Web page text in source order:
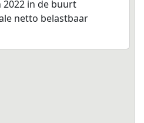
in de buurt
netto belastbaar